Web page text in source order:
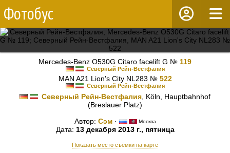
Фотобус
Mercedes-Benz O530G Citaro facelift G № 119
Северный Рейн-Вестфалия
MAN A21 Lion's City NL283 № 522
Северный Рейн-Вестфалия
Северный Рейн-Вестфалия , Köln, Hauptbahnhof
(Breslauer Platz)
Автор: Сэм· Москва
Дата: 13 декабря 2013 г., пятница
Показать место съёмки на карте